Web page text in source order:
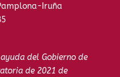
Iruña
del Gobierno de
de 2021 de